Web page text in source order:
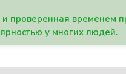
проверенная временем
у многих людей.